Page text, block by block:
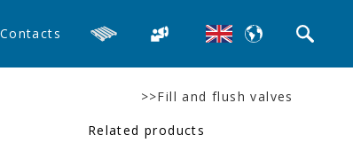
Contacts
>>Fill and flush valves
Related products